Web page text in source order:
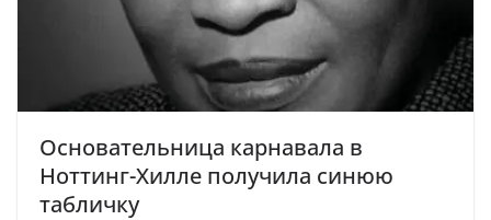
Основательница карнавала в
Ноттинг-Хилле получила синюю
табличку